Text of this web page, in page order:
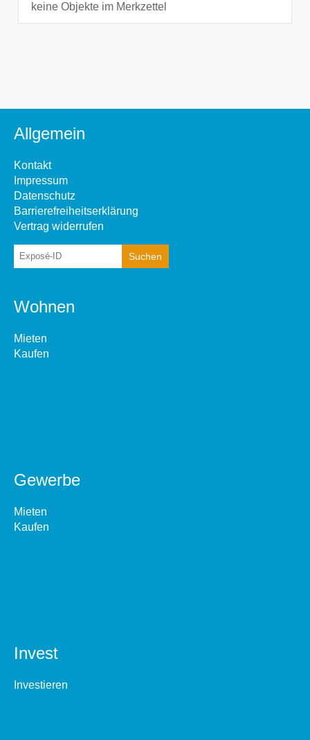
keine Objekte im Merkzettel
Allgemein
Kontakt
Impressum
Datenschutz
Barrierefreiheitserklärung
Vertrag widerrufen
Wohnen
Mieten
Kaufen
Gewerbe
Mieten
Kaufen
Invest
Investieren